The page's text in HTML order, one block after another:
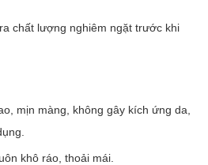
chất lượng nghiêm ngặt trước khi
mịn màng, không gây kích ứng da,
khô ráo, thoải mái.